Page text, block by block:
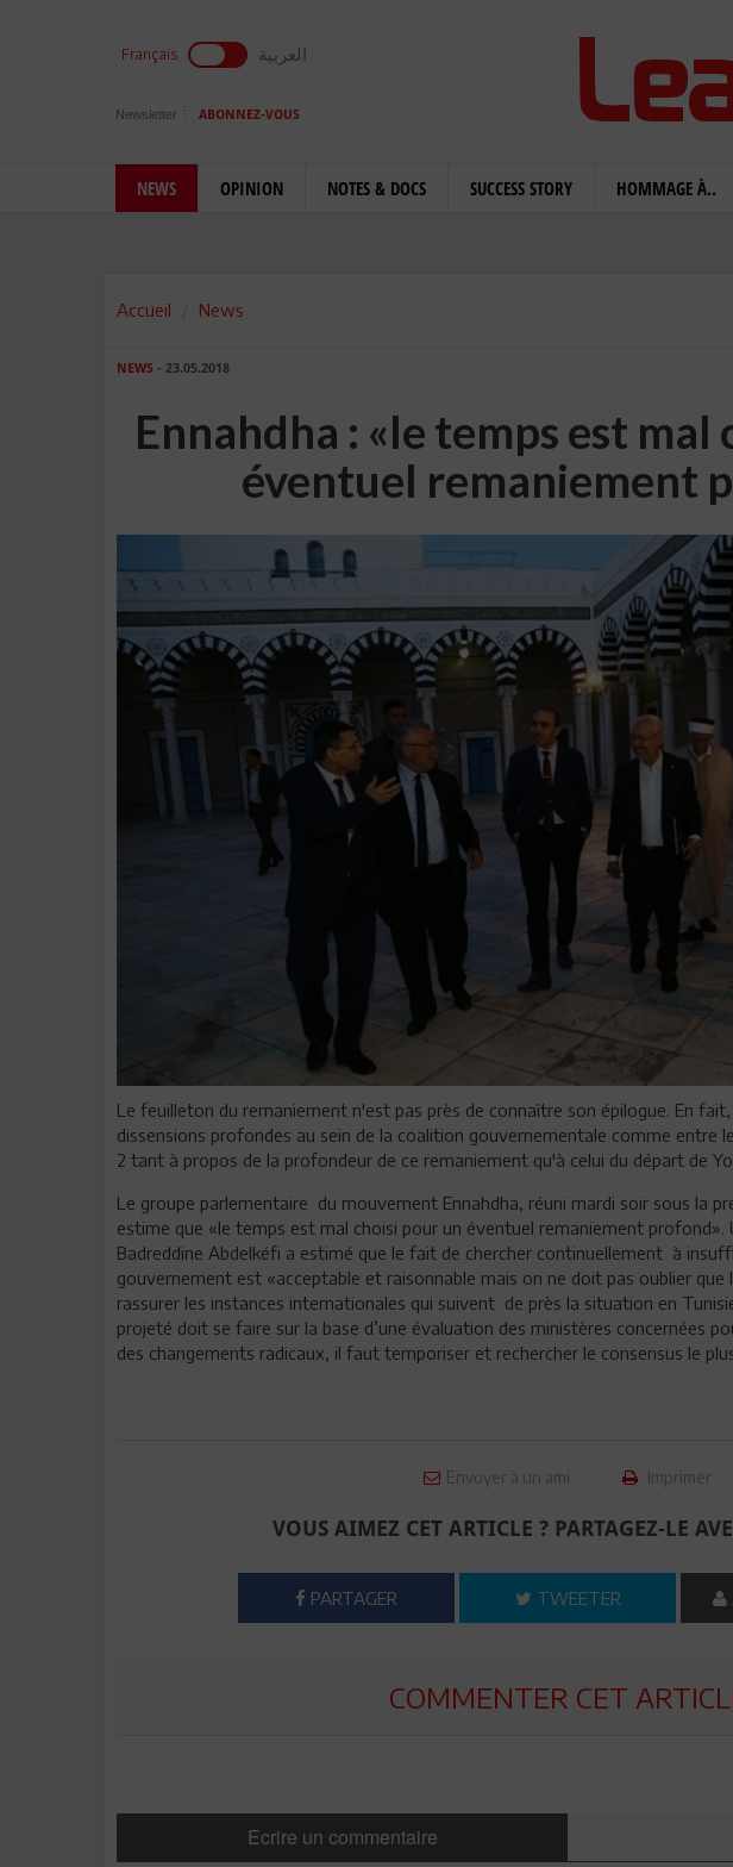
Français العربية
Newsletter ABONNEZ-VOUS
NEWS OPINION NOTES & DOCS SUCCESS STORY HOMMAGE À..
Accueil News
NEWS - 23.05.2018
Ennahdha : «le temps est mal
éventuel remaniement
Le feuilleton du remaniement n'est pas près de connaître son épilogue. En
dissensions profondes au sein de la coalition gouvernementale comme entre
2 tant à propos de la profondeur de ce remaniement qu'à celui du départ de
Le groupe parlementaire du mouvement Ennahdha, réuni mardi soir sous la
estime que «le temps est mal choisi pour un éventuel remaniement profond».
Badreddine Abdelkéfi a estimé que le fait de chercher continuellement à
gouvernement est «acceptable et raisonnable mais on ne doit pas oublier
rassurer les instances internationales qui suivent de près la situation en
projeté doit se faire sur la base d’une évaluation des ministères concernées
des changements radicaux, il faut temporiser et rechercher le consensus le
Envoyer à un ami Imprimer
VOUS AIMEZ CET ARTICLE ? PARTAGEZ-LE
PARTAGER TWEETER
COMMENTER CET
Ecrire un commentaire